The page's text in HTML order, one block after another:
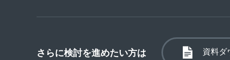
さらに検討を進めたい方は 資料ダ